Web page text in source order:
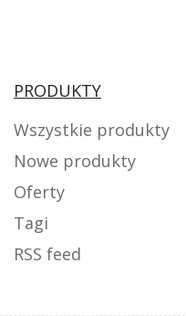
PRODUKTY
Wszystkie produkty
Nowe produkty
Oferty
Tagi
RSS feed